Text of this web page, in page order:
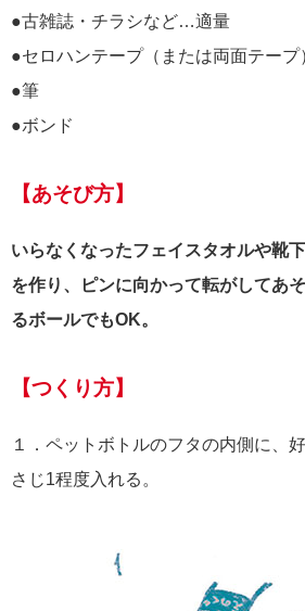
●古雑誌・チラシなど…適量
●セロハンテープ（または両面テー
●筆
●ボンド
【あそび方】
いらなくなったフェイスタオルや靴
を作り、ピンに向かって転がしてあ
るボールでもOK。
【つくり方】
１．ペットボトルのフタの内側に、
さじ1程度入れる。